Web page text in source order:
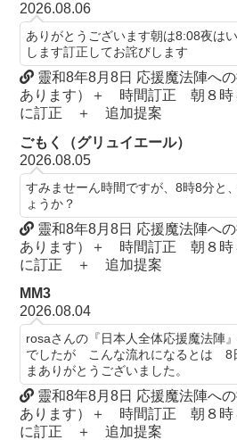
2026.08.06
ありがとうございます朝は8:08夜は
します訂正してお詫びします
靈和8年8月8日 応援魔法陣へ
あります）＋ 時間訂正 朝８時
に訂正 ＋ 追加提案
ごもく（グリュイエール）
2026.08.05
すみませーん時間ですが、8時8分と
ょうか？
靈和8年8月8日 応援魔法陣へ
あります）＋ 時間訂正 朝８時
に訂正 ＋ 追加提案
MM3
2026.08.04
rosaさんの『日本人全体応援魔法陣
でしたが こんな流れになるとは 8
まありがとうございました。
靈和8年8月8日 応援魔法陣へ
あります）＋ 時間訂正 朝８時
に訂正 ＋ 追加提案